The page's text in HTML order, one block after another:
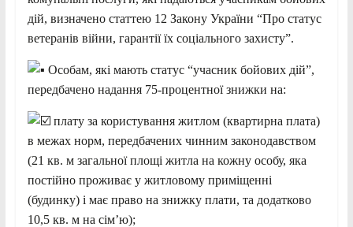
дій, визначено статтею 12 Закону України “Про статус
ветеранів війни, гарантії їх соціального захисту”.
Особам, які мають статус “учасник бойових дій”,
передбачено надання 75-процентної знижки на:
плату за користування житлом (квартирна плата)
в межах норм, передбачених чинним законодавством
(21 кв. м загальної площі житла на кожну особу, яка
постійно проживає у житловому приміщенні
(будинку) і має право на знижку плати, та додатково
10,5 кв. м на сім’ю);